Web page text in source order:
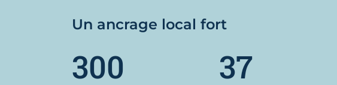
Un ancrage local fort
300 37